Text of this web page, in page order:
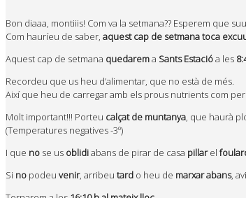
Bon diaaa, montiiis! Com va la setmana?? Esperem que
Com hauríeu de saber, aquest cap de setmana toca
Aquest cap de setmana quedarema Sants Estacióa les
Recordeu que us heu d’alimentar, que no està de més.
Així que heu de carregar amb els prous nutrients com
Molt important!!! Porteu calçat de muntanya, que haurà
(Temperatures negatives -3º)
I que no se us oblidiabans de pirar de casa pillarel
Si no podeu venir, arribeu tard o heu de marxarabans,